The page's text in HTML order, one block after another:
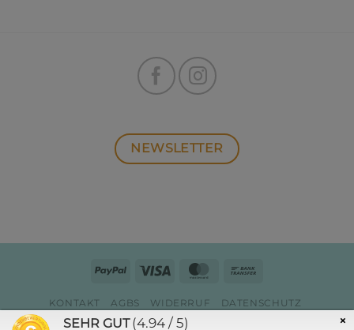
NEWSLETTER
PayPal Visa MasterCard
KONTAKT AGBS WIDERRUF
DATENSCHUTZ
ZAHLUNG & VERSAND
IMPRESSUM ×
SEHR GUT (4.94 / 5)